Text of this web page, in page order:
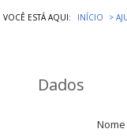
VOCÊ ESTÁ AQUI: INÍCIO
Dados